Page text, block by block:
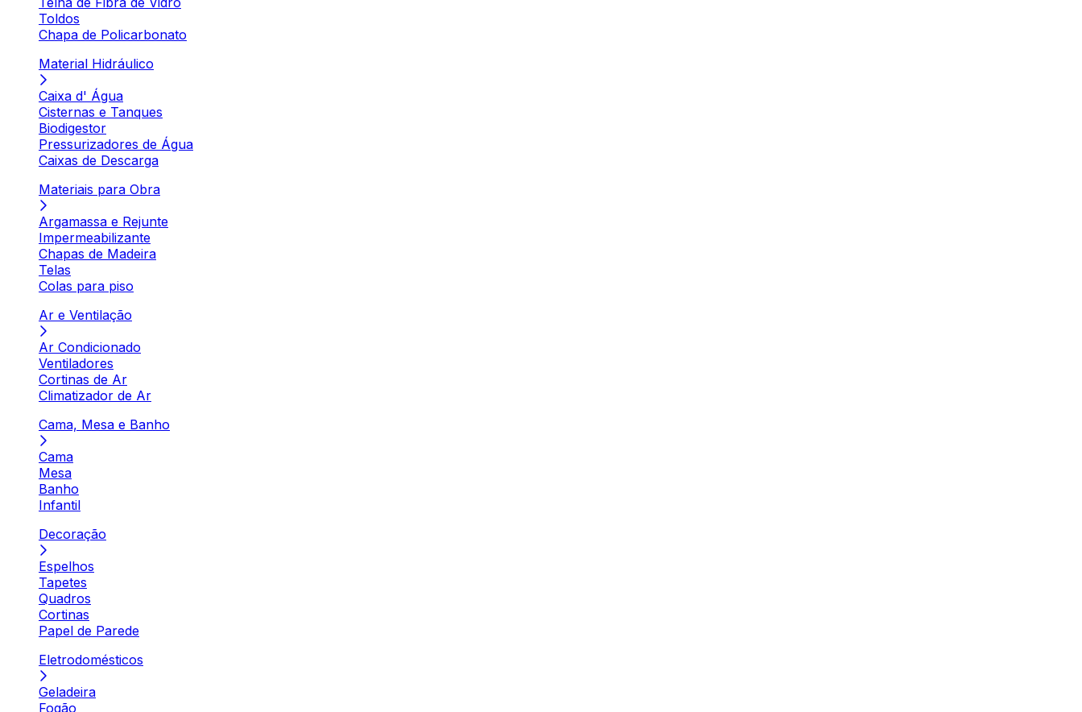
Toldos
Chapa de Policarbonato
Material Hidráulico
Caixa d' Água
Cisternas e Tanques
Biodigestor
Pressurizadores de Água
Caixas de Descarga
Materiais para Obra
Argamassa e Rejunte
Impermeabilizante
Chapas de Madeira
Telas
Colas para piso
Ar e Ventilação
Ar Condicionado
Ventiladores
Cortinas de Ar
Climatizador de Ar
Cama, Mesa e Banho
Cama
Mesa
Banho
Infantil
Decoração
Espelhos
Tapetes
Quadros
Cortinas
Papel de Parede
Eletrodomésticos
Geladeira
Fogão